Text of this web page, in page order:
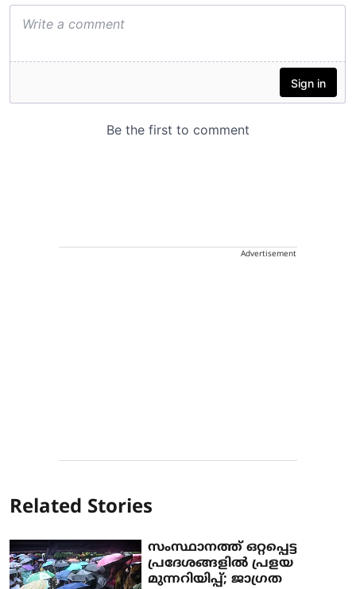
Advertisement
Related Stories
സംസ്ഥാനത്ത് ഒറ്റപ്പെട്ട
പ്രദേശങ്ങളില്‍ പ്രളയ
മുന്നറിയിപ്പ്; ജാഗ്രത